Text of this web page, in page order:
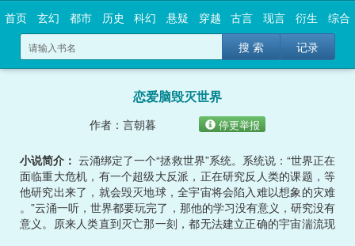
首页 玄幻 都市 历史 科幻 悬疑 穿越 古言 现言 衍生
综合
搜 索
记录
恋爱脑毁灭世界
作者：言朝暮 停更举报
小说简介： 云涌绑定了一个“拯救世界”系统。系统说：“世界正在
面临重大危机，有一个超级大反派，正在研究反人类的课题，等
他研究出来了，就会毁灭地球，全宇宙将会陷入难以想象的灾难
。”云涌一听，世界都要玩完了，那他的学习没有意义，研究没有
意义。原来人类直到灭亡那一刻，都无法建立正确的宇宙湍流现